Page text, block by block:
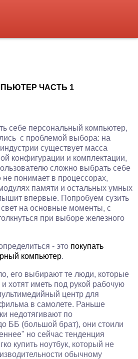
ЧАСТЬ 1
себе персональный компьютер,
с проблемой выбора: на
существует масса
конфигурации и комплектации,
сложно выбрать себе
понимает в процессорах,
памяти и остальных умных
впервые. Попробуем сузить
на основные моменты, с
при выборе железного
- это покупать
компьютер.
его выбирают те люди, которые
хотят иметь под рукой рабочую
центр для
в самолете. Раньше
недотягивают по
ББ (большой брат), они стоили
но сейчас тенденция
купить ноутбук, который не
обычному